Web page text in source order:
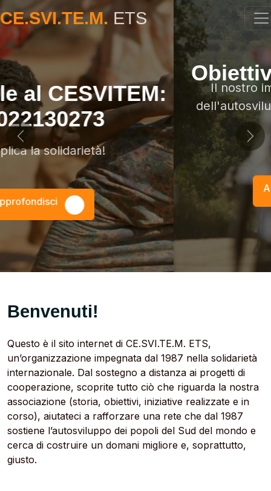
CE.SVI.TE.M. ETS
Obiettivo autosviluppo
Il nostro impegno è la promozione
dell'autosviluppo dei popoli del Sud del
mondo
Approfondisci
Previous Next
Benvenuti!
Questo è il sito internet di CE.SVI.TE.M. ETS,
un’organizzazione impegnata dal 1987 nella solidarietà
internazionale. Dal sostegno a distanza ai progetti di
cooperazione, scoprite tutto ciò che riguarda la nostra
associazione (storia, obiettivi, iniziative realizzate e in
corso), aiutateci a rafforzare una rete che dal 1987
sostiene l’autosviluppo dei popoli del Sud del mondo e
cerca di costruire un domani migliore e, soprattutto,
giusto.